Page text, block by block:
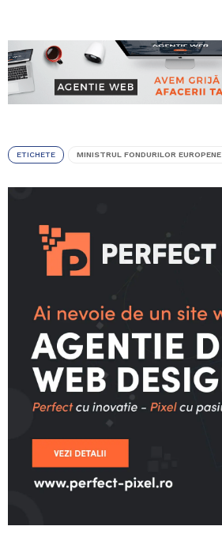
ETICHETE MINISTRUL FONDURILOR EUROPENE